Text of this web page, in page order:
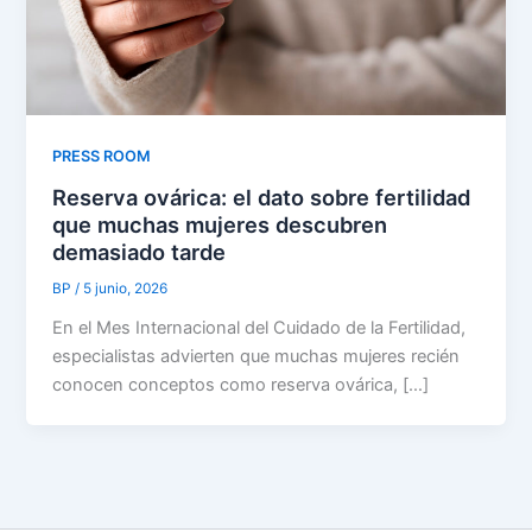
PRESS ROOM
Reserva ovárica: el dato sobre fertilidad
que muchas mujeres descubren
demasiado tarde
BP/ 5 junio, 2026
En el Mes Internacional del Cuidado de la Fertilidad,
especialistas advierten que muchas mujeres recién
conocen conceptos como reserva ovárica, […]